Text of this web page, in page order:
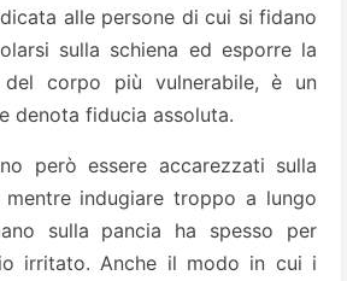
alle persone di cui si fidano
sulla schiena ed esporre la
corpo più vulnerabile, è un
denota fiducia assoluta.
però essere accarezzati sulla
indugiare troppo a lungo
sulla pancia ha spesso per
irritato. Anche il modo in cui i